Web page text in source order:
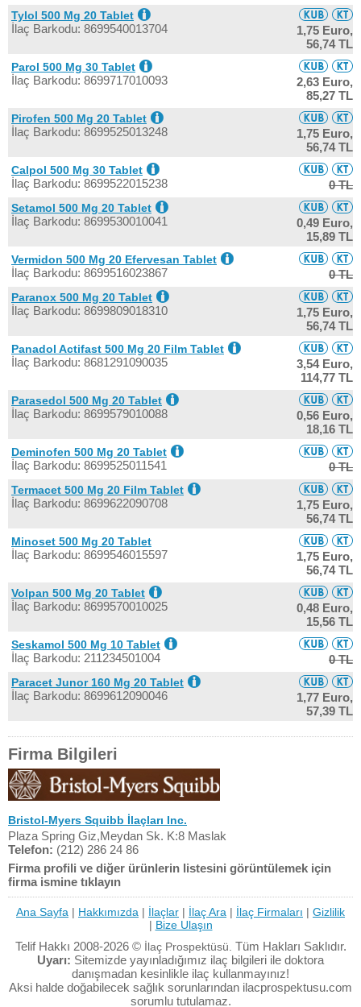
Tylol 500 Mg 20 Tablet
İlaç Barkodu: 8699540013704
1,75 Euro,
56,74 TL
Parol 500 Mg 30 Tablet
İlaç Barkodu: 8699717010093
2,63 Euro,
85,27 TL
Pirofen 500 Mg 20 Tablet
İlaç Barkodu: 8699525013248
1,75 Euro,
56,74 TL
Calpol 500 Mg 30 Tablet
İlaç Barkodu: 8699522015238 0 TL
Setamol 500 Mg 20 Tablet
İlaç Barkodu: 8699530010041
0,49 Euro,
15,89 TL
Vermidon 500 Mg 20 Efervesan Tablet
İlaç Barkodu: 8699516023867 0 TL
Paranox 500 Mg 20 Tablet
İlaç Barkodu: 8699809018310
1,75 Euro,
56,74 TL
Panadol Actifast 500 Mg 20 Film Tablet
İlaç Barkodu: 8681291090035
3,54 Euro,
114,77 TL
Parasedol 500 Mg 20 Tablet
İlaç Barkodu: 8699579010088
0,56 Euro,
18,16 TL
Deminofen 500 Mg 20 Tablet
İlaç Barkodu: 8699525011541 0 TL
Termacet 500 Mg 20 Film Tablet
İlaç Barkodu: 8699622090708
1,75 Euro,
56,74 TL
Minoset 500 Mg 20 Tablet
İlaç Barkodu: 8699546015597
1,75 Euro,
56,74 TL
Volpan 500 Mg 20 Tablet
İlaç Barkodu: 8699570010025
0,48 Euro,
15,56 TL
Seskamol 500 Mg 10 Tablet
İlaç Barkodu: 211234501004 0 TL
Paracet Junor 160 Mg 20 Tablet
İlaç Barkodu: 8699612090046
1,77 Euro,
57,39 TL
Firma Bilgileri
Bristol-Myers Squibb İlaçları Inc.
Plaza Spring Giz,Meydan Sk. K:8 Maslak
Telefon: (212) 286 24 86
Firma profili ve diğer ürünlerin listesini görüntülemek için
firma ismine tıklayın
Ana Sayfa | Hakkımızda | İlaçlar | İlaç Ara | İlaç Firmaları | Gizlilik
| Bize Ulaşın
Telif Hakkı 2008-2026 © İlaç Prospektüsü. Tüm Hakları Saklıdır.
Uyarı: Sitemizde yayınladığımız ilaç bilgileri ile doktora
danışmadan kesinlikle ilaç kullanmayınız!
Aksi halde doğabilecek sağlık sorunlarından ilacprospektusu.com
sorumlu tutulamaz.